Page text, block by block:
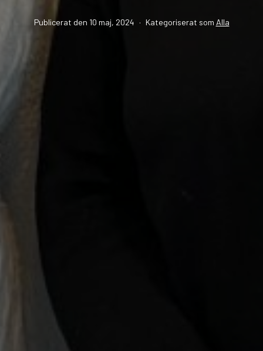
Publicerat den 10 maj, 2024 Kategoriserat som Alla